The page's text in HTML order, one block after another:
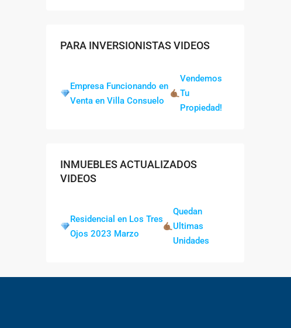
PARA INVERSIONISTAS VIDEOS
Empresa Funcionando en
Venta en Villa Consuelo
Vendemos
Tu
Propiedad!
INMUEBLES ACTUALIZADOS
VIDEOS
Residencial en Los Tres
Ojos 2023 Marzo
Quedan
Ultimas
Unidades